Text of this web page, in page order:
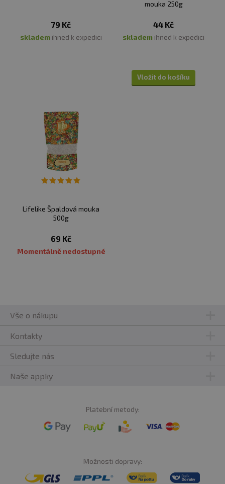
79 Kč
skladem ihned k expedici
mouka 250g
44 Kč
skladem ihned k expedici
Vložit do košíku
Lifelike Špaldová mouka
500g
69 Kč
Momentálně nedostupné
Vše o nákupu
Kontakty
Sledujte nás
Naše appky
Platební metody:
Možnosti dopravy: